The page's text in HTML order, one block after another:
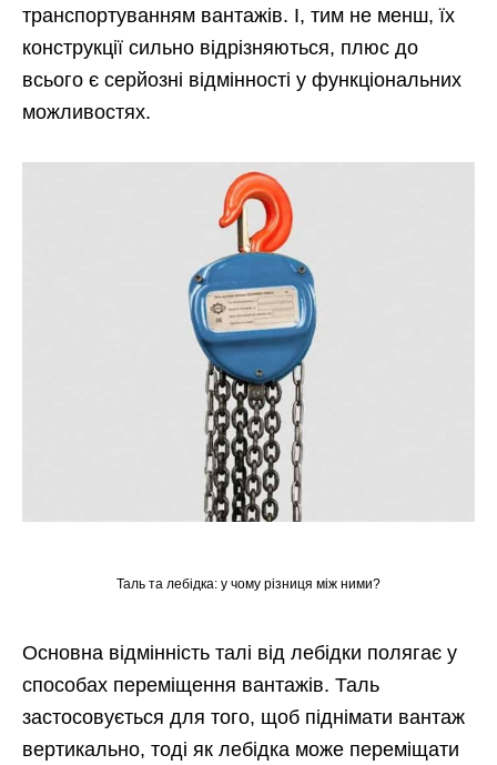
транспортуванням вантажів. І, тим не менш, їх
конструкції сильно відрізняються, плюс до
всього є серйозні відмінності у функціональних
можливостях.
Таль та лебідка: у чому різниця між ними?
Основна відмінність талі від лебідки полягає у
способах переміщення вантажів. Таль
застосовується для того, щоб піднімати вантаж
вертикально, тоді як лебідка може переміщати